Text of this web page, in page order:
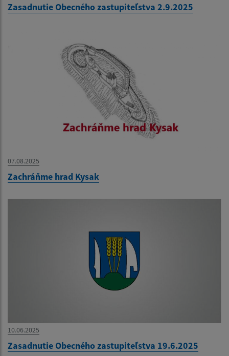
Zasadnutie Obecného zastupiteľstva 2.9.2025
07.08.2025
Zachráňme hrad Kysak
10.06.2025
Zasadnutie Obecného zastupiteľstva 19.6.2025